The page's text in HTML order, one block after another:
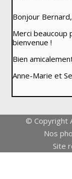
Bonjour Bernard,
Merci
bienvenue !
Bien
Anne-Marie et
© Copyright
Nos
Site